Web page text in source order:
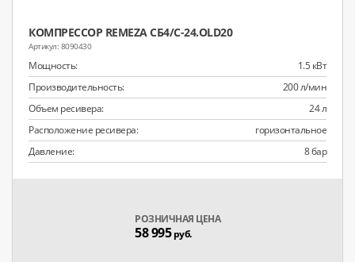
КОМПРЕССОР REMEZA СБ4/С-24.OLD20
8090430
Мощность:
1.5 кВт
Производительность:
200 л/мин
Объем ресивера:
24 л
Расположение ресивера:
горизонтальное
Давление:
8 бар
РОЗНИЧНАЯ ЦЕНА
58 995руб.